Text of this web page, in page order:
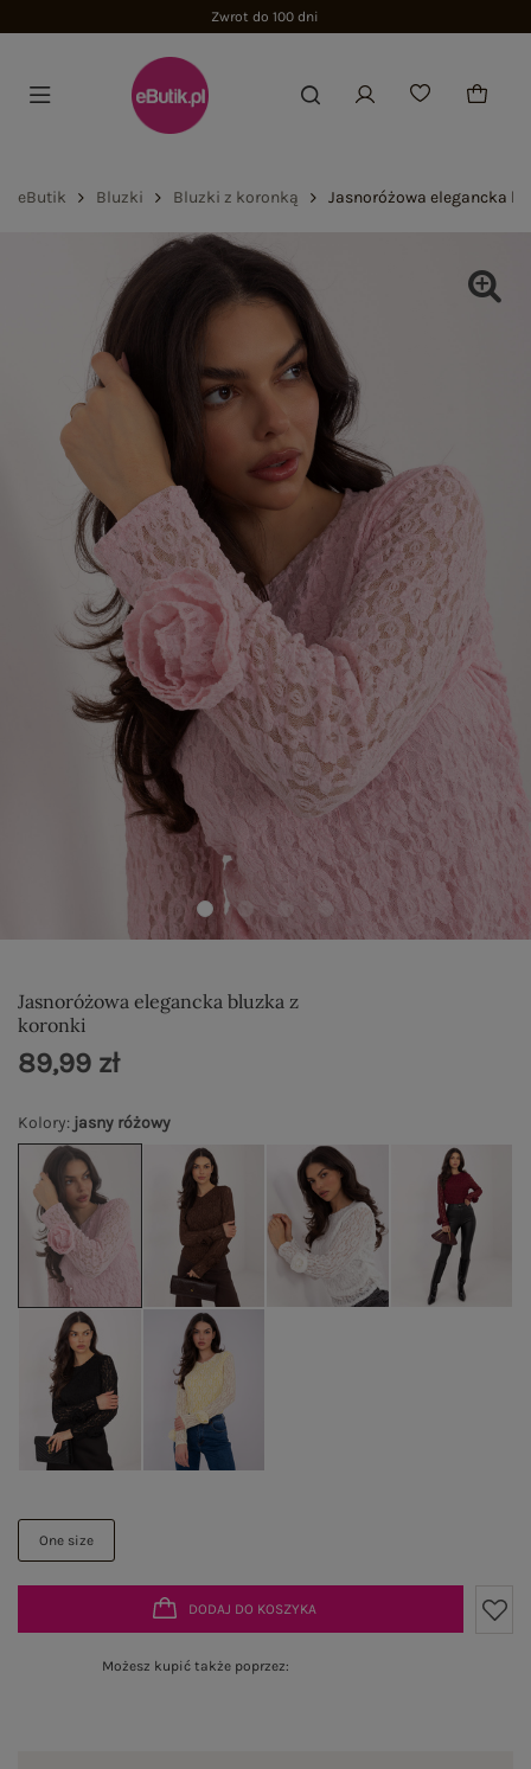
eButik Bluzki Bluzki z koronką Jasnoróżowa elegancka
Jasnoróżowa elegancka bluzka z
koronki
Kolory: jasny różowy
One size
89,99 zł
DODAJ DO KOSZYKA
Możesz kupić także poprzez: